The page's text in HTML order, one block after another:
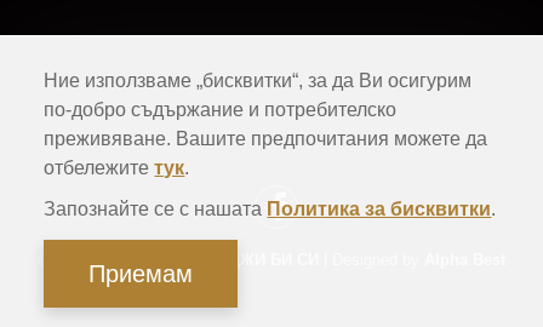
Ние използваме „бисквитки“, за да Ви осигурим
по-добро съдържание и потребителско
преживяване. Вашите предпочитания можете да
отбележитетук.
Запознайте се с нашата Политика за бисквитки.
Приемам